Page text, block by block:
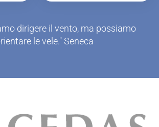
dirigere il vento, ma possiamo
le vele." Seneca